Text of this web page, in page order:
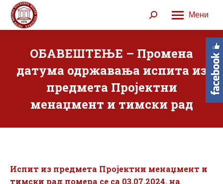
Мени
Search:
ОБАВЕШТЕЊЕ – Промена
датума одржавања испита из
предмета Пројектни
менаџмент и тимски рад
Испит из предмета Пројектни менаџмент и
тимски рад помера се са 03.07.2024. на